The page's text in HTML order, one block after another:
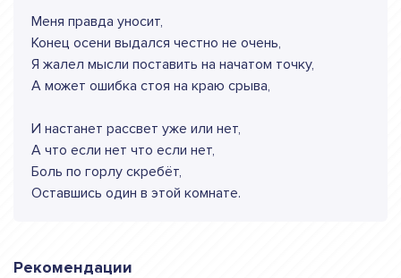
Меня правда уносит,
Конец осени выдался честно не очень,
Я жалел мысли поставить на начатом точку,
А может ошибка стоя на краю срыва,
И настанет рассвет уже или нет,
А что если нет что если нет,
Боль по горлу скребёт,
Оставшись один в этой комнате.
Рекомендации